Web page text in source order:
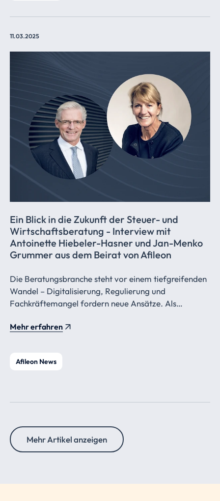
11.03.2025
Ein Blick in die Zukunft der Steuer- und
Wirtschaftsberatung - Interview mit
Antoinette Hiebeler-Hasner und Jan-Menko
Grummer aus dem Beirat von Afileon
Die Beratungsbranche steht vor einem tiefgreifenden
Wandel – Digitalisierung, Regulierung und
Fachkräftemangel fordern neue Ansätze. Als
Hiebeler-Hasner und Jan-Menko Grummer diese
Steuerkanzlei der Zukunft.
Mehr erfahren
Afileon News
Mehr Artikel anzeigen